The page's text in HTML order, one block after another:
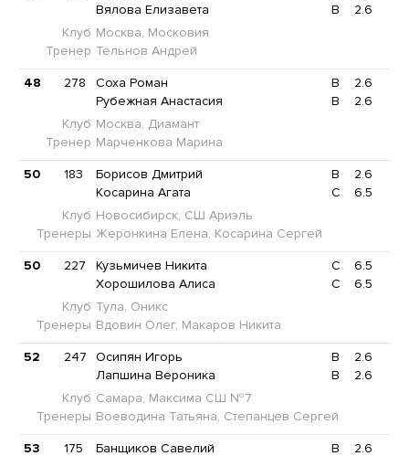
Вялова Елизавета
B
2.6
Клуб Москва, Московия
Тренер Тельнов Андрей
48 278 Соха Роман B
2.6
Рубежная Анастасия
B
2.6
Клуб Москва, Диамант
Тренер Марченкова Марина
50 183 Борисов Дмитрий B
2.6
Косарина Агата
C
6.5
Клуб Новосибирск, СШ Ариэль
Тренеры Жеронкина Елена, Косарина Сергей
50 227 Кузьмичев Никита C
6.5
Хорошилова Алиса
C
6.5
Клуб Тула, Оникс
Тренеры Вдовин Олег, Макаров Никита
52 247 Осипян Игорь B
2.6
Лапшина Вероника
B
2.6
Клуб Самара, Максима СШ №7
Тренеры Воеводина Татьяна, Степанцев Сергей
53 175 Банщиков Савелий B
2.6